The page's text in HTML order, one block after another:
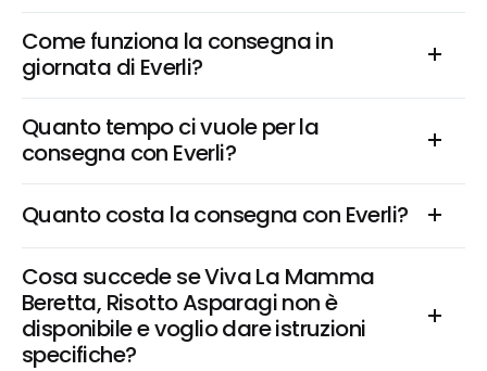
Come funziona la consegna in
giornata di Everli?
Quanto tempo ci vuole per la
consegna con Everli?
Quanto costa la consegna con Everli?
Cosa succede se Viva La Mamma
Beretta, Risotto Asparagi non è
disponibile e voglio dare istruzioni
specifiche?